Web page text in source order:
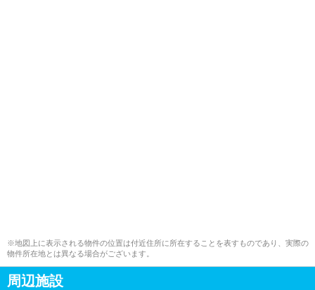
※地図上に表示される物件の位置は付近住所に所在することを表すものであり、実際の
物件所在地とは異なる場合がございます。
周辺施設